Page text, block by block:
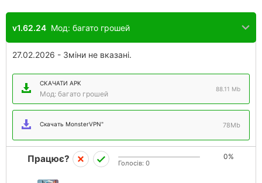
v1.62.24 Мод: багато грошей
27.02.2026 - Зміни не вказані.
СКАЧАТИ APK
Мод: багато грошей
88.11 Mb
Скачать MonsterVPN" 78Mb
Працює? 0%
Голосів: 0